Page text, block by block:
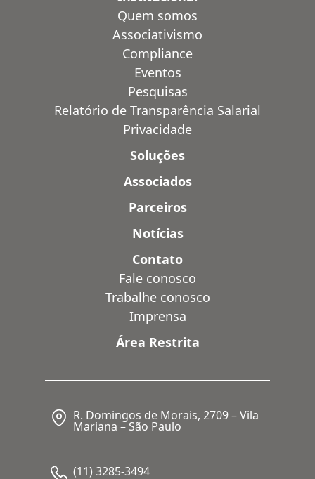
Quem somos
Associativismo
Compliance
Eventos
Pesquisas
Relatório de Transparência Salarial
Privacidade
Soluções
Associados
Parceiros
Notícias
Contato
Fale conosco
Trabalhe conosco
Imprensa
Área Restrita
R. Domingos de Morais, 2709 – Vila
Mariana – São Paulo
(11) 3285-3494